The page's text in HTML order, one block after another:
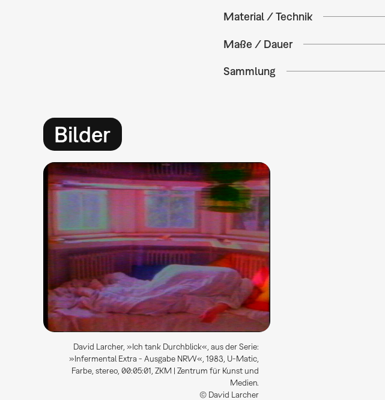
Material / Technik
Maße / Dauer
Sammlung
Bilder
David Larcher, »Ich tank Durchblick«, aus der Serie:
»Infermental Extra - Ausgabe NRW«, 1983, U-Matic,
Farbe, stereo, 00:05:01, ZKM | Zentrum für Kunst und
Medien.
© David Larcher